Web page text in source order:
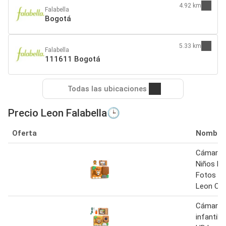
Falabella
Bogotá
4.92 km
Falabella
111611 Bogotá
5.33 km
Todas las ubicaciones
Precio Leon Falabella🕒
Oferta Nombre
Cámara
Niños
Fotos Y
Leon
Cámara
infantil